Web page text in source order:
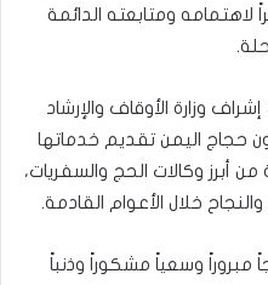
لاهتمامه ومتابعته الدائمة
وزارة الأوقاف والإرشاد
حجاج اليمن تقديم خدماتها
أبرز وكالات الحج والسفريات،
خلال الأعوام القادمة.
مبروراً وسعياً مشكوراً وذنباً